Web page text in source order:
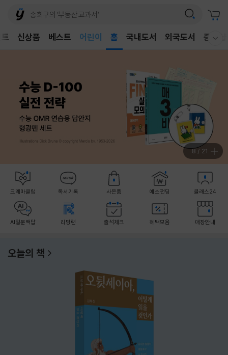
신상품 베스트
독후감
홈 국내도서 외국도서 중고샵
8 / 21
크레마클럽 독서기록 사은품 예스펀딩 클래스24
AI일문백답 리딩런 출석체크 혜택모음 매장안내
오늘의 책